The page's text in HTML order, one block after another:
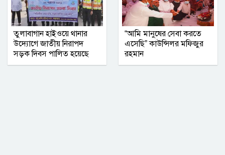
তুলাবাগান হাইওয়ে থানার
উদ্যোগে জাতীয় নিরাপদ
সড়ক দিবস পালিত হয়েছে
“আমি মানুষের সেবা করতে
এসেছি” কাউন্সিলর মফিজুর
রহমান